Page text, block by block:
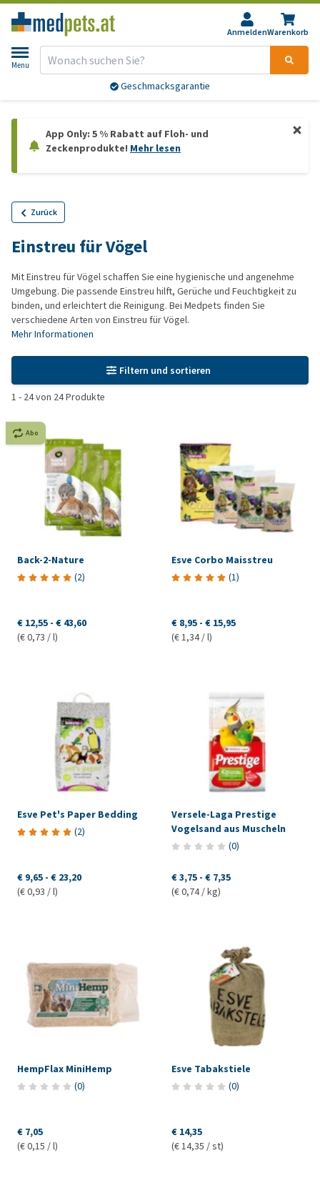
AnmeldenWarenkorb
Menu
Geschmacksgarantie
App Only: 5 % Rabatt auf Floh- und
Zeckenprodukte! Mehr lesen
Zurück
Einstreu für Vögel
Mit Einstreu für Vögel schaffen Sie eine hygienische und angenehme
Umgebung. Die passende Einstreu hilft, Gerüche und Feuchtigkeit zu
binden, und erleichtert die Reinigung. Bei Medpets finden Sie
verschiedene Arten von Einstreu für Vögel.
Mehr Informationen
Filtern und sortieren
1 - 24von 24Produkte
Abo
Back-2-Nature
(2)
€ 12,55 - € 43,60
(€ 0,73 / l)
Esve Corbo Maisstreu
(1)
€ 8,95 - € 15,95
(€ 1,34 / l)
Esve Pet's Paper Bedding
(2)
€ 9,65 - € 23,20
(€ 0,93 / l)
Versele-Laga Prestige
Vogelsand aus Muscheln
(0)
€ 3,75 - € 7,35
(€ 0,74 / kg)
HempFlax MiniHemp
(0)
€ 7,05
(€ 0,15 / l)
Esve Tabakstiele
(0)
€ 14,35
(€ 14,35 / st)